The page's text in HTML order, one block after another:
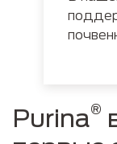
Purina®